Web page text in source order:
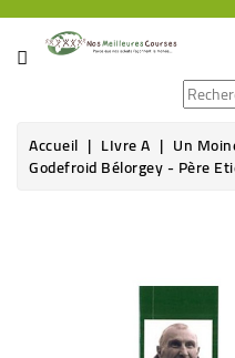
CATÉGORIE
ÉPICERIE
Accueil LIvre A Un
Godefroid Bélorgey - Père